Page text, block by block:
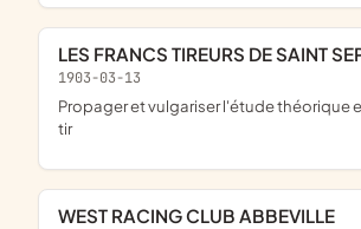
LES FRANCS TIREURS DE SAINT
1903-03-13
propager et vulgariser l'étude théorique et la pratique du
tir
WEST RACING CLUB ABBEVILLE